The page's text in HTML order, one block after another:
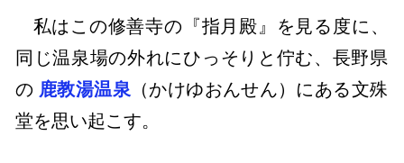
私はこの修善寺の『指月殿』を見る度に、
同じ温泉場の外れにひっそりと佇む、長野県
の 鹿教湯温泉（かけゆおんせん）にある文殊
堂を思い起こす。